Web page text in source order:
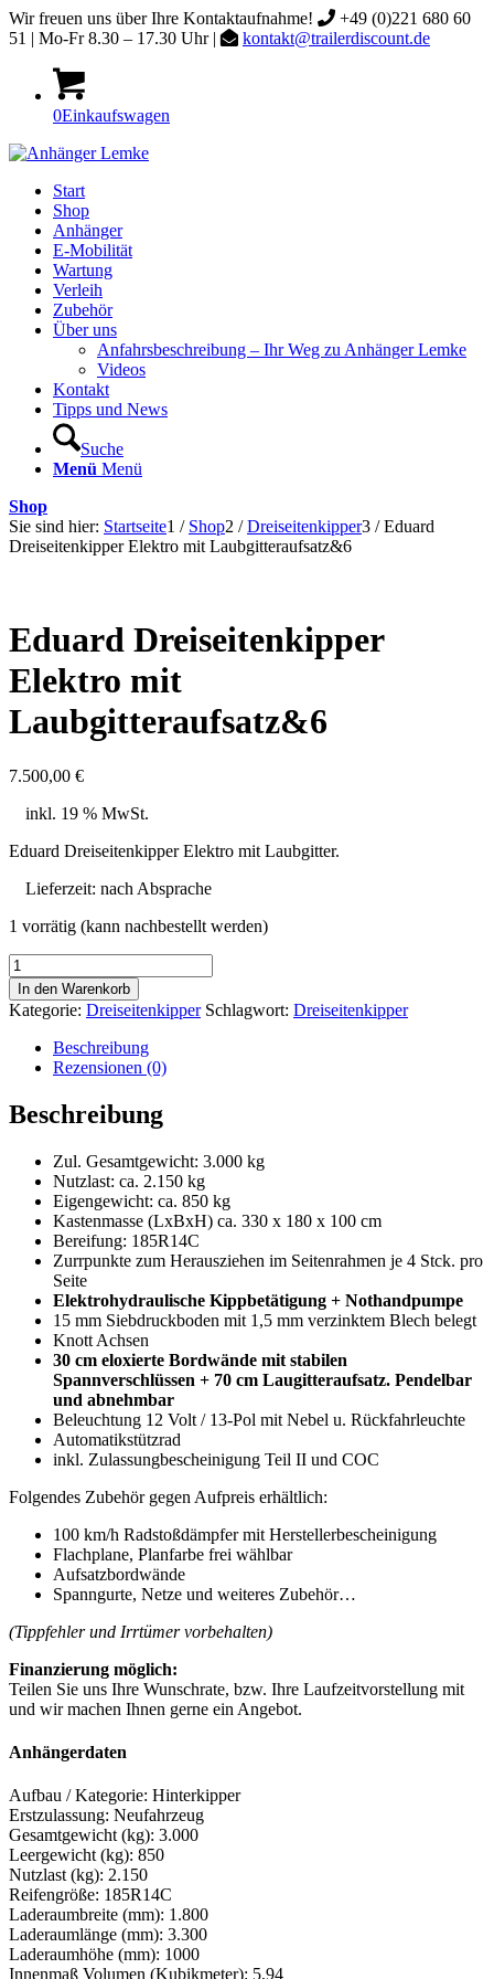
Wir freuen uns über Ihre Kontaktaufnahme!
+49 (0)221 680 60
51 | Mo-Fr 8.30 – 17.30 Uhr |
kontakt@trailerdiscount.de
0Einkaufswagen
Start
Shop
Anhänger
E-Mobilität
Wartung
Verleih
Zubehör
Über uns
Anfahrsbeschreibung – Ihr Weg zu Anhänger Lemke
Videos
Kontakt
Tipps und News
Suche
Menü Menü
Shop
Sie sind hier: Startseite1 / Shop2 / Dreiseitenkipper3 / Eduard
Dreiseitenkipper Elektro mit Laubgitteraufsatz&6
Eduard Dreiseitenkipper
Elektro mit
Laubgitteraufsatz&6
7.500,00 €
inkl. 19 % MwSt.
Eduard Dreiseitenkipper Elektro mit Laubgitter.
Lieferzeit: nach Absprache
1 vorrätig (kann nachbestellt werden)
Eduard
Dreiseitenkipper
Elektro
mit
Laubgitteraufsatz&6
Menge
In den Warenkorb
Kategorie: Dreiseitenkipper Schlagwort: Dreiseitenkipper
Beschreibung
Rezensionen (0)
Beschreibung
Zul. Gesamtgewicht: 3.000 kg
Nutzlast: ca. 2.150 kg
Eigengewicht: ca. 850 kg
Kastenmasse (LxBxH) ca. 330 x 180 x 100 cm
Bereifung: 185R14C
Zurrpunkte zum Herausziehen im Seitenrahmen je 4 Stck. pro
Seite
Elektrohydraulische Kippbetätigung + Nothandpumpe
15 mm Siebdruckboden mit 1,5 mm verzinktem Blech belegt
Knott Achsen
30 cm eloxierte Bordwände mit stabilen
Spannverschlüssen + 70 cm Laugitteraufsatz. Pendelbar
und abnehmbar
Beleuchtung 12 Volt / 13-Pol mit Nebel u. Rückfahrleuchte
Automatikstützrad
inkl. Zulassungbescheinigung Teil II und COC
Folgendes Zubehör gegen Aufpreis erhältlich:
100 km/h Radstoßdämpfer mit Herstellerbescheinigung
Flachplane, Planfarbe frei wählbar
Aufsatzbordwände
Spanngurte, Netze und weiteres Zubehör…
(Tippfehler und Irrtümer vorbehalten)
Finanzierung möglich:
Teilen Sie uns Ihre Wunschrate, bzw. Ihre Laufzeitvorstellung mit
und wir machen Ihnen gerne ein Angebot.
Anhängerdaten
Aufbau / Kategorie: Hinterkipper
Erstzulassung: Neufahrzeug
Gesamtgewicht (kg): 3.000
Leergewicht (kg): 850
Nutzlast (kg): 2.150
Reifengröße: 185R14C
Laderaumbreite (mm): 1.800
Laderaumlänge (mm): 3.300
Laderaumhöhe (mm): 1000
Innenmaß Volumen (Kubikmeter): 5,94